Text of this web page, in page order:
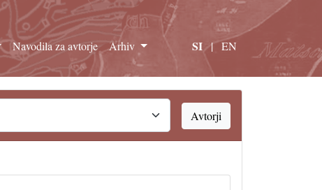
Navodila za avtorje Arhiv SI | EN
Avtorji